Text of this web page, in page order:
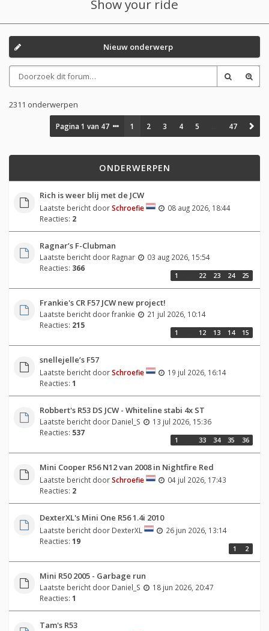
Show your ride
Nieuw onderwerp
2311 onderwerpen
Pagina1 van 47 1 2 3 4 5 47
ONDERWERPEN
Rich is weer blij met de JCW
Laatste bericht doorSchroefie
08 aug 2026, 18:44
Reacties: 2
Ragnar’s F-Clubman
Laatste bericht door Ragnar
03 aug 2026, 15:54
Reacties: 366
1 22 23 24 25
Frankie's CR F57 JCW new project!
Laatste bericht doorfrankie
21 jul 2026, 10:14
Reacties: 215
1 12 13 14 15
snellejelle’s F57
Laatste bericht doorSchroefie
19 jul 2026, 16:14
Reacties: 1
Robbert's R53 DS JCW - Whiteline stabi 4x ST
Laatste bericht door Daniel_S
13 jul 2026, 15:36
Reacties: 537
1 33 34 35 36
Mini Cooper R56 N12 van 2008 in Nightfire Red
Laatste bericht doorSchroefie
04 jul 2026, 17:43
Reacties: 2
DexterXL's Mini One R56 1.4i 2010
Laatste bericht door DexterXL
26 jun 2026, 13:14
Reacties: 19
1 2
Mini R50 2005 - Garbage run
Laatste bericht door Daniel_S
18 jun 2026, 20:47
Reacties: 1
Tam's R53